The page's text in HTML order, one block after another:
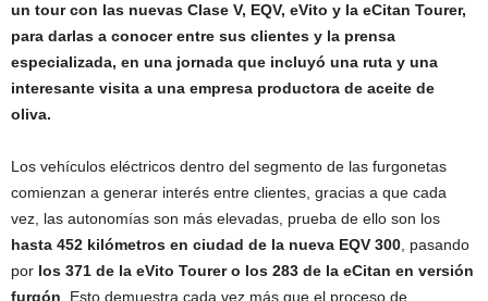
un tour con las nuevas Clase V, EQV, eVito y la eCitan Tourer,
para darlas a conocer entre sus clientes y la prensa
especializada, en una jornada que incluyó una ruta y una
interesante visita a una empresa productora de aceite de
oliva.
Los vehículos eléctricos dentro del segmento de las furgonetas
comienzan a generar interés entre clientes, gracias a que cada
vez, las autonomías son más elevadas, prueba de ello son los
hasta 452 kilómetros en ciudad de la nueva EQV 300, pasando
por los 371 de la eVito Tourer o los 283 de la eCitan en versión
furgón. Esto demuestra cada vez más que el proceso de